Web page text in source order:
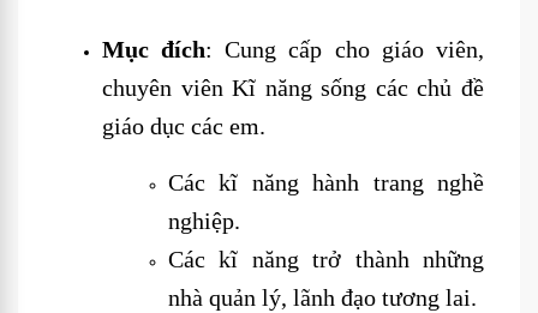
Mục đích: Cung cấp cho giáo viên,
chuyên viên Kĩ năng sống các chủ đề
giáo dục các em.
Các kĩ năng hành trang nghề
nghiệp.
Các kĩ năng trở thành những
nhà quản lý, lãnh đạo tương lai.